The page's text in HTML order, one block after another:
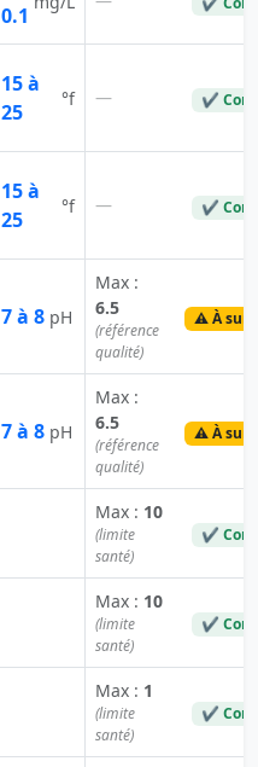
0.1
15 à
25
°f — ✔
15 à
25
°f — ✔
7 à 8 pH
Max :
6.5
(référence
qualité)
⚠️ À
7 à 8 pH
Max :
6.5
(référence
qualité)
⚠️ À
Max : 10
(limite
santé)
✔
Max : 10
(limite
santé)
✔
Max : 1
(limite
santé)
✔